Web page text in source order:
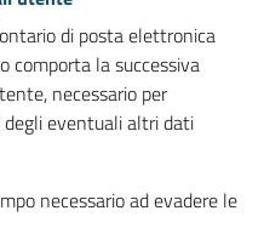
di posta elettronica
comporta la successiva
necessario per
eventuali altri dati
necessario ad evadere le